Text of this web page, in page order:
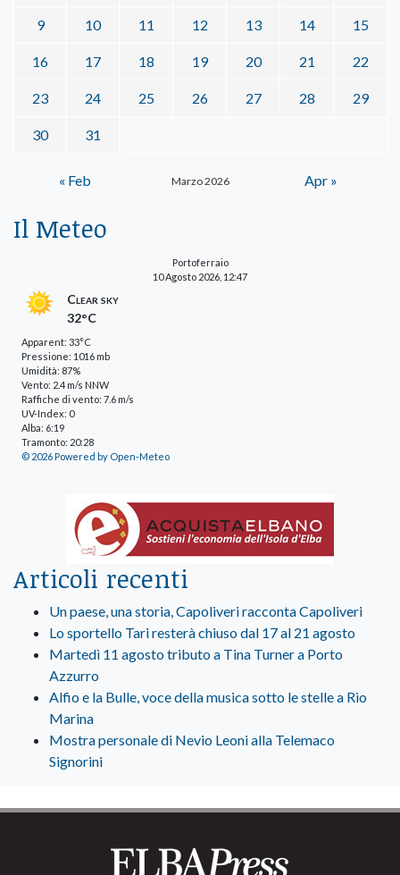
Marzo 2026
9 10 11 12 13 14 15
16 17 18 19 20 21 22
23 24 25 26 27 28 29
30 31
« Feb Apr »
Il Meteo
Portoferraio
10 Agosto 2026, 12:47
Clear sky
32°C
Apparent: 33°C
Pressione: 1016 mb
Umidità: 87%
Vento: 2.4 m/s NNW
Raffiche di vento: 7.6 m/s
UV-Index: 0
Alba: 6:19
Tramonto: 20:28
© 2026 Powered by Open-Meteo
Articoli recenti
Un paese, una storia, Capoliveri racconta Capoliveri
Lo sportello Tari resterà chiuso dal 17 al 21 agosto
Martedì 11 agosto tributo a Tina Turner a Porto
Azzurro
Alfio e la Bulle, voce della musica sotto le stelle a Rio
Marina
Mostra personale di Nevio Leoni alla Telemaco
Signorini